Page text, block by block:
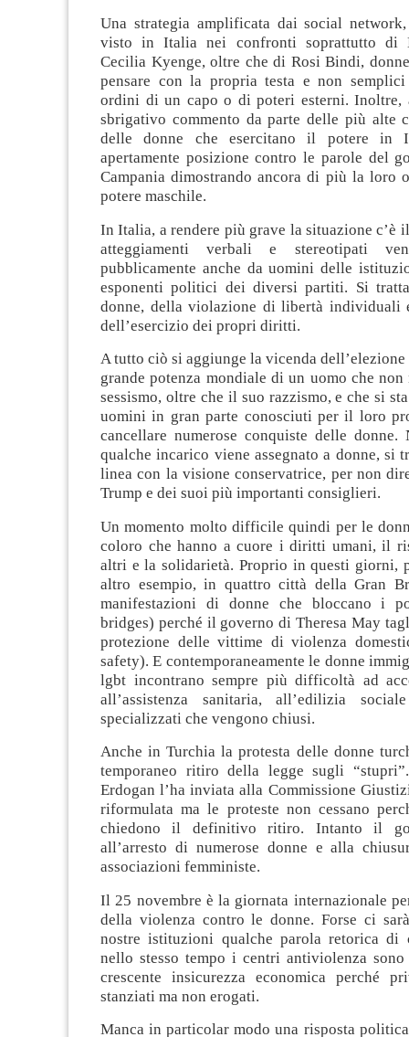
Una strategia amplificata dai social
visto in Italia nei confronti soprattutto di
Cecilia Kyenge, oltre che di Rosi Bindi,
pensare con la propria testa e non
ordini di un capo o di poteri esterni. Inoltre,
sbrigativo commento da parte delle più alte
delle donne che esercitano il potere in
apertamente posizione contro le parole del
Campania dimostrando ancora di più la loro
potere maschile.
In Italia, a rendere più grave la situazione c’è
atteggiamenti verbali e stereotipati
pubblicamente anche da uomini delle
esponenti politici dei diversi partiti. Si
donne, della violazione di libertà individuali
dell’esercizio dei propri diritti.
A tutto ciò si aggiunge la vicenda
grande potenza mondiale di un uomo che
sessismo, oltre che il suo razzismo, e che si
uomini in gran parte conosciuti per il loro
cancellare numerose conquiste delle donne.
qualche incarico viene assegnato a donne, si
linea con la visione conservatrice, per non
Trump e dei suoi più importanti consiglieri.
Un momento molto difficile quindi per le
coloro che hanno a cuore i diritti umani, il
altri e la solidarietà. Proprio in questi giorni,
altro esempio, in quattro città della Gran
manifestazioni di donne che bloccano i
bridges) perché il governo di Theresa May
protezione delle vittime di violenza
safety). E contemporaneamente le donne
lgbt incontrano sempre più difficoltà ad
all’assistenza sanitaria, all’edilizia
specializzati che vengono chiusi.
Anche in Turchia la protesta delle donne
temporaneo ritiro della legge sugli
Erdogan l’ha inviata alla Commissione
riformulata ma le proteste non cessano
chiedono il definitivo ritiro. Intanto il
all’arresto di numerose donne e alla
associazioni femministe.
Il 25 novembre è la giornata internazionale
della violenza contro le donne. Forse ci
nostre istituzioni qualche parola retorica di
nello stesso tempo i centri antiviolenza
crescente insicurezza economica perché
stanziati ma non erogati.
Manca in particolar modo una risposta